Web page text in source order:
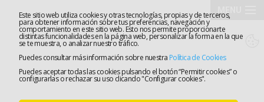
Este sitio web utiliza cookies y otras tecnologías, propias y de terceros,
para obtener información sobre tus preferencias, navegación y
comportamiento en este sitio web. Esto nos permite proporcionarte
distintas funcionalidades en la página web, personalizar la forma en la que
se te muestra, o analizar nuestro tráfico.
Puedes consultar más información sobre nuestra Política de Cookies
Puedes aceptar todas las cookies pulsando el botón “Permitir cookies” o
configurarlas o rechazar su uso clicando "Configurar cookies".
El
Colegio